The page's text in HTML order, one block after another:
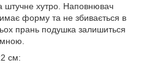
штучне хутро. Наповнювач
форму та не збивається в
прань подушка залишиться
см: